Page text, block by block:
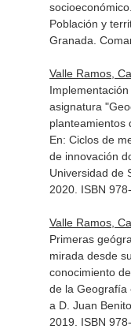
Población y
Granada.
Valle Ramos,
asignatura
planteamientos
En: Ciclos de
de innovación
Universidad de
2020. ISBN
Valle Ramos,
Primeras
mirada desde
conocimiento
de la Geografía
a D. Juan
2019. ISBN